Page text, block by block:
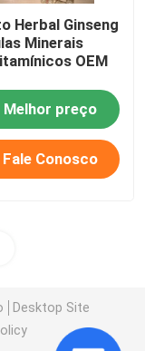
Herbal Ginseng
Minerais
OEM
Melhor preço
Fale Conosco
Desktop Site